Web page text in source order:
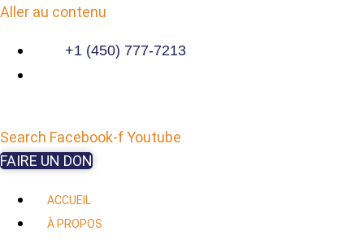
Aller au contenu
+1 (450) 777-7213
Search Facebook-fYoutube
FAIRE UN DON
ACCUEIL
À PROPOS